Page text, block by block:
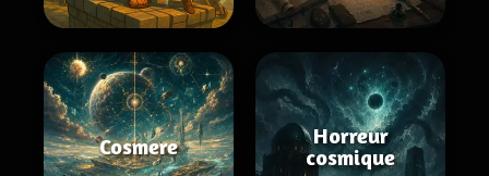
Cosmere
Horreur
cosmique